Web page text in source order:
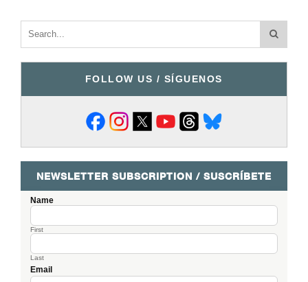
FOLLOW US / SÍGUENOS
NEWSLETTER SUBSCRIPTION / SUSCRÍBETE
Name
First
Last
Email